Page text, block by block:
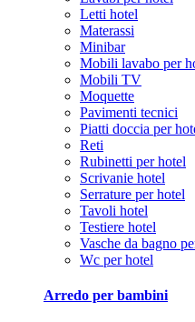
Letti hotel
Materassi
Minibar
Mobili lavabo per
Mobili TV
Moquette
Pavimenti tecnici
Piatti doccia per
Reti
Rubinetti per hotel
Scrivanie hotel
Serrature per hotel
Tavoli hotel
Testiere hotel
Vasche da bagno
Wc per hotel
Arredo per bambini